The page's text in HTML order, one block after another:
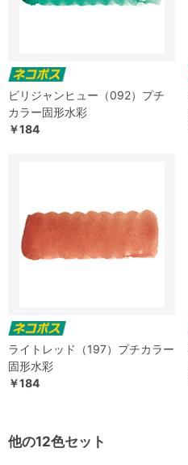
ビリジャンヒュー（092）プチ
カラー固形水彩
￥184
ライトレッド（197）プチカラー
固形水彩
￥184
他の12色セット